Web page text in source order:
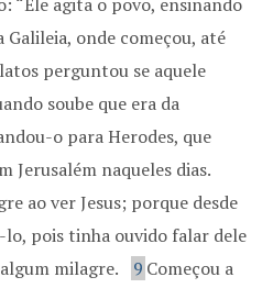
Galileia, onde começou, até
perguntou se aquele
soube que era da
o para Herodes, que
Jerusalém naqueles dias.
ao ver Jesus; porque desde
pois tinha ouvido falar dele
milagre.
9 Começou a